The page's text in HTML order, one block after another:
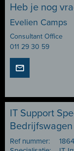
Heb je nog
Evelien Camps
Consultant Office
011 29 30 59
IT Support
Bedrijfswagen
Ref nummer: